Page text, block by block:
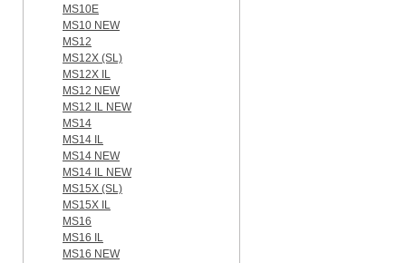
MS10E
MS10 NEW
MS12
MS12X (SL)
MS12X IL
MS12 NEW
MS12 IL NEW
MS14
MS14 IL
MS14 NEW
MS14 IL NEW
MS15X (SL)
MS15X IL
MS16
MS16 IL
MS16 NEW